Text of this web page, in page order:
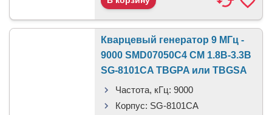
Кварцевый генератор 9 МГц -
9000 SMD07050C4 CM 1.8В-3.3В
SG-8101CA TBGPA или TBGSA
Частота, кГц: 9000
Корпус: SG-8101CA